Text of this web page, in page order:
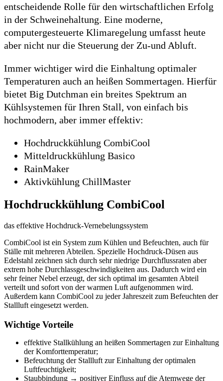
entscheidende Rolle für den wirtschaftlichen Erfolg
in der Schweinehaltung. Eine moderne,
computergesteuerte Klimaregelung umfasst heute
aber nicht nur die Steuerung der Zu-und Abluft.
Immer wichtiger wird die Einhaltung optimaler
Temperaturen auch an heißen Sommertagen. Hierfür
bietet Big Dutchman ein breites Spektrum an
Kühlsystemen für Ihren Stall, von einfach bis
hochmodern, aber immer effektiv:
Hochdruckkühlung CombiCool
Mitteldruckkühlung Basico
RainMaker
Aktivkühlung ChillMaster
Hochdruckkühlung CombiCool
das effektive Hochdruck-Vernebelungssystem
CombiCool ist ein System zum Kühlen und Befeuchten, auch für
Ställe mit mehreren Abteilen. Spezielle Hochdruck-Düsen aus
Edelstahl zeichnen sich durch sehr niedrige Durchflussraten aber
extrem hohe Durchlassgeschwindigkeiten aus. Dadurch wird ein
sehr feiner Nebel erzeugt, der sich optimal im gesamten Abteil
verteilt und sofort von der warmen Luft aufgenommen wird.
Außerdem kann CombiCool zu jeder Jahreszeit zum Befeuchten der
Stallluft eingesetzt werden.
Wichtige Vorteile
effektive Stallkühlung an heißen Sommertagen zur Einhaltung
der Komforttemperatur;
Befeuchtung der Stallluft zur Einhaltung der optimalen
Luftfeuchtigkeit;
Staubbindung → positiver Einfluss auf die Atemwege der